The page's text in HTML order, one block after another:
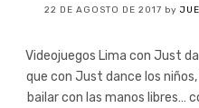
22 DE AGOSTO DE 2017 by
Videojuegos Lima con Just
que con Just dance los
bailar con las manos libres…